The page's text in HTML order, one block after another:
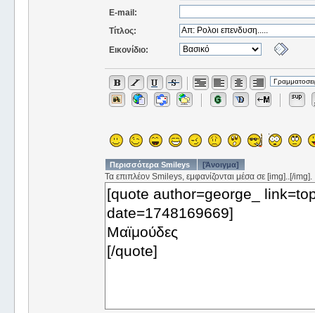
E-mail:
Τίτλος:
Εικονίδιο:
Περισσότερα Smileys [Άνοιγμα]
Τα επιπλέον Smileys, εμφανίζονται μέσα σε [img]..[/img].